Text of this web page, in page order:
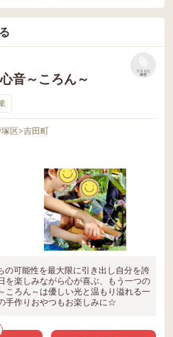
音～ころん～
リストに
保存
塚区>吉田町
可能性を最大限に引き出し自分を誇
を楽しみながら心が喜ぶ、もう一つの
ころん～は優しい光と温もり溢れる一
手作りおやつもお楽しみに☆